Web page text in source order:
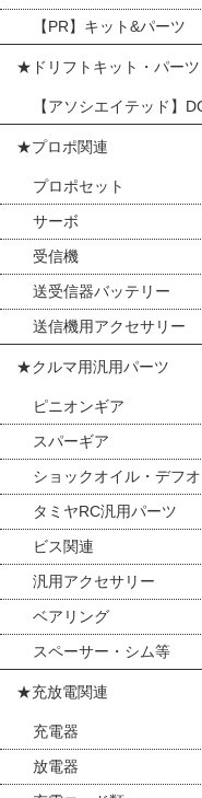
【PR】キット&パーツ
★ドリフトキット・パーツ
【アソシエイテッド】
★プロポ関連
プロポセット
サーボ
受信機
送受信器バッテリー
送信機用アクセサリー
★クルマ用汎用パーツ
ピニオンギア
スパーギア
ショックオイル・デフ
タミヤRC汎用パーツ
ビス関連
汎用アクセサリー
ベアリング
スペーサー・シム等
★充放電関連
充電器
放電器